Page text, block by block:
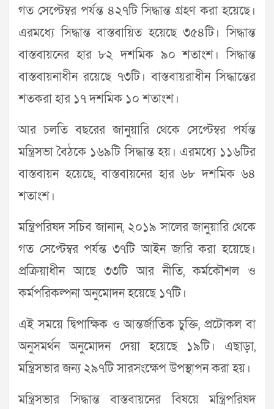
গত সেপ্টেম্বর পর্যন্ত ৪২৭টি সিদ্ধান্ত গ্রহণ করা হয়েছে।
এরমধ্যে সিদ্ধান্ত বাস্তবায়িত হয়েছে ৩৫৪টি। সিদ্ধান্ত
বাস্তবায়নের হার ৮২ দশমিক ৯০ শতাংশ। সিদ্ধান্ত
বাস্তবায়নাধীন রয়েছে ৭৩টি। বাস্তবায়রাধীন সিদ্ধান্তের
শতকরা হার ১৭ দশমিক ১০ শতাংশ।
আর চলতি বছরের জানুয়ারি থেকে সেপ্টেম্বর পর্যন্ত
মন্ত্রিসভা বৈঠকে ১৬৯টি সিদ্ধান্ত হয়। এরমধ্যে ১১৬টির
বাস্তবায়ন হয়েছে, বাস্তবায়নের হার ৬৮ দশমিক ৬৪
শতাংশ।
মন্ত্রিপরিষদ সচিব জানান, ২০১৯ সালের জানুয়ারি থেকে
গত সেপ্টেম্বর পর্যন্ত ৩৭টি আইন জারি করা হয়েছে।
প্রক্রিয়াধীন আছে ৩৩টি আর নীতি, কর্মকৌশল ও
কর্মপরিকল্পনা অনুমোদন হয়েছে ১৭টি।
এই সময়ে দ্বিপাক্ষিক ও আন্তর্জাতিক চুক্তি, প্রটোকল বা
অনুসমর্থন অনুমোদন দেয়া হয়েছে ১৯টি। এছাড়া,
মন্ত্রিসভার জন্য ২৯৭টি সারসংক্ষেপ উপস্থাপন করা হয়।
মন্ত্রিসভার সিদ্ধান্ত বাস্তবায়নের বিষয়ে মন্ত্রিপরিষদ